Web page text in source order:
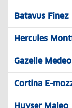
Batavus Finez
Hercules
Gazelle
Cortina E-